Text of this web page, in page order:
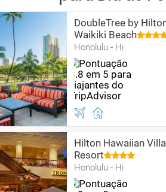
DoubleTree by
Waikiki Beach
Honolulu - Hi
Hilton Hawaiian
Resort
Honolulu - Hi